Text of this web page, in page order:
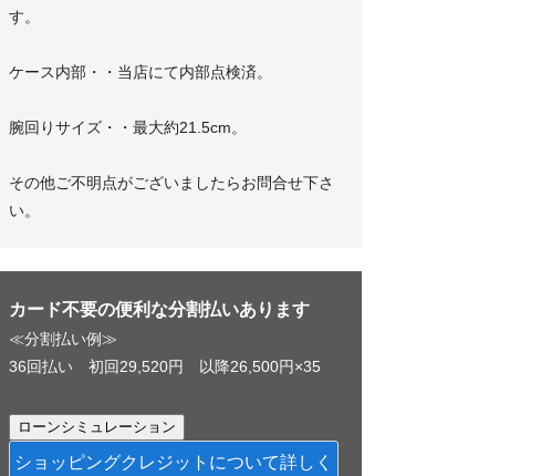
す。
ケース内部・・当店にて内部点検済。
腕回りサイズ・・最大約21.5cm。
その他ご不明点がございましたらお問合せ下さ
い。
カード不要の便利な分割払いあります
≪分割払い例≫
36回払い 初回29,520円 以降26,500円×35
ショッピングクレジットについて詳しく